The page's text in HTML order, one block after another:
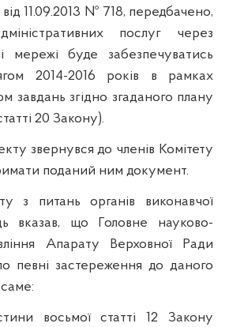
від 11.09.2013 № 718, передбачено,
послуг через
мережі буде забезпечуватись
2014-2016 років в рамках
завдань згідно згаданого плану
20 Закону).
звернувся до членів Комітету
поданий ним документ.
з питань органів виконавчої
вказав, що Головне науково-
Апарату Верховної Ради
певні застереження до даного
восьмої статті 12 Закону